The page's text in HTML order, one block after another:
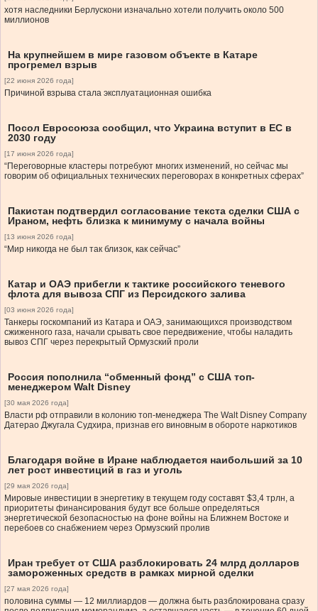
хотя наследники Берлускони изначально хотели получить около 500
миллионов
На крупнейшем в мире газовом объекте в Катаре
прогремел взрыв
[22 июня 2026 года]
Причиной взрыва стала эксплуатационная ошибка
Посол Евросоюза сообщил, что Украина вступит в ЕС в
2030 году
[17 июня 2026 года]
“Переговорные кластеры потребуют многих изменений, но сейчас мы
говорим об официальных технических переговорах в конкретных сферах”
Пакистан подтвердил согласование текста сделки США с
Ираном, нефть близка к минимуму с начала войны
[13 июня 2026 года]
“Мир никогда не был так близок, как сейчас”
Катар и ОАЭ прибегли к тактике российского теневого
флота для вывоза СПГ из Персидского залива
[03 июня 2026 года]
Танкеры госкомпаний из Катара и ОАЭ, занимающихся производством
сжиженного газа, начали срывать свое передвижение, чтобы наладить
вывоз СПГ через перекрытый Ормузский проли
Россия пополнила “обменный фонд” с США топ-
менеджером Walt Disney
[30 мая 2026 года]
Власти рф отправили в колонию топ-менеджера The Walt Disney Company
Датерао Джугала Судхира, признав его виновным в обороте наркотиков
Благодаря войне в Иране наблюдается наибольший за 10
лет рост инвестиций в газ и уголь
[29 мая 2026 года]
Мировые инвестиции в энергетику в текущем году составят $3,4 трлн, а
приоритеты финансирования будут все больше определяться
энергетической безопасностью на фоне войны на Ближнем Востоке и
перебоев со снабжением через Ормузский пролив
Иран требует от США разблокировать 24 млрд долларов
замороженных средств в рамках мирной сделки
[27 мая 2026 года]
половина суммы — 12 миллиардов — должна быть разблокирована сразу